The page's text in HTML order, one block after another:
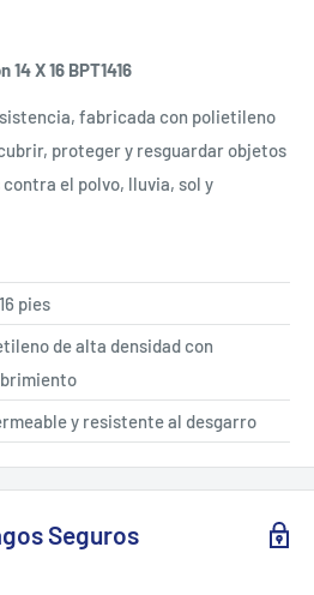
X 16 BPT1416
fabricada con polietileno
protegery resguardarobjetos
contra el polvo, lluvia, sol y
16 pies
dealta densidad con
y resistente al desgarro
Seguros